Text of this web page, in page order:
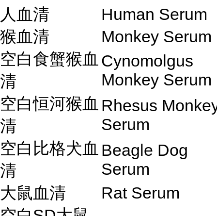
人血清
Human Serum
猴血清
Monkey Serum
空白食蟹猴血
清
Cynomolgus
Monkey Serum
空白恒河猴血
清
Rhesus
Serum
空白比格犬血
清
Beagle Dog
Serum
大鼠血清
Rat Serum